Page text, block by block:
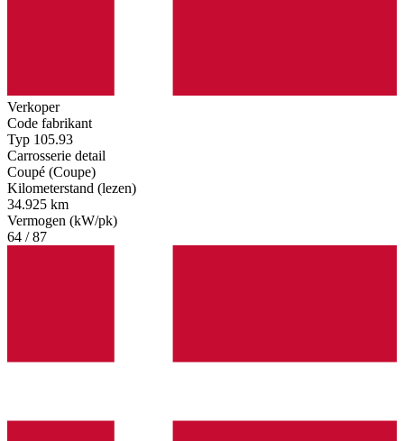
Verkoper
Code fabrikant
Typ 105.93
Carrosserie detail
Coupé (Coupe)
Kilometerstand (lezen)
34.925 km
Vermogen (kW/pk)
64 / 87